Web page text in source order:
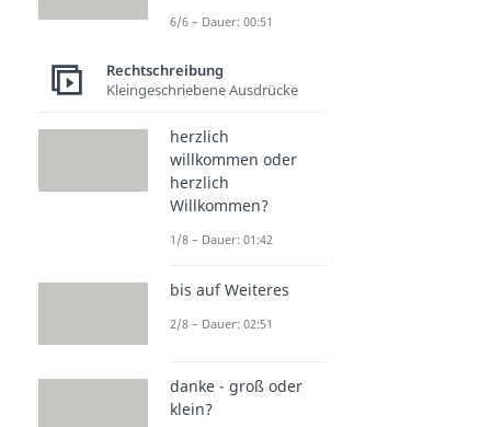
6/6 – Dauer: 00:51
Rechtschreibung
Kleingeschriebene Ausdrücke
herzlich
willkommen oder
herzlich
Willkommen?
1/8 – Dauer: 01:42
bis auf Weiteres
2/8 – Dauer: 02:51
danke - groß oder
klein?